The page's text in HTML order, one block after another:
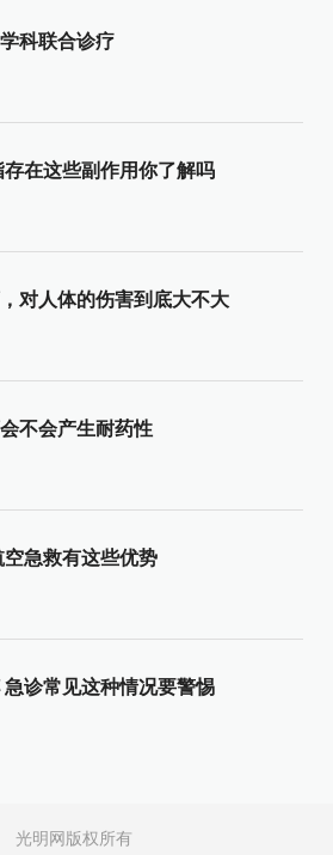
科联合诊疗
在这些副作用你了解吗
对人体的伤害到底大不大
不会产生耐药性
急救有这些优势
诊常见这种情况要警惕
光明网版权所有